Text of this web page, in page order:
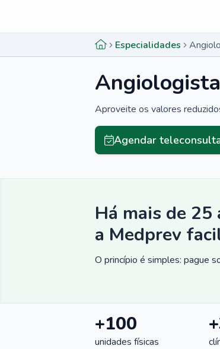
Especialidades
Aproveite os valores
Agendar
Há mais de 25
a Medprev
O princípio é simples: pague
+100
unidades físicas